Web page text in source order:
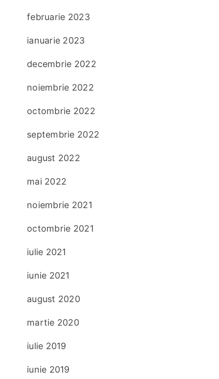
februarie 2023
ianuarie 2023
decembrie 2022
noiembrie 2022
octombrie 2022
septembrie 2022
august 2022
mai 2022
noiembrie 2021
octombrie 2021
iulie 2021
iunie 2021
august 2020
martie 2020
iulie 2019
iunie 2019